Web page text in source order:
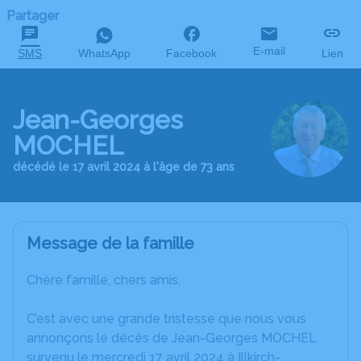
Partager
SMS WhatsApp Facebook E-mail Lien
Jean-Georges
MOCHEL
décédé le 17 avril 2024 à l'âge de 73 ans
Message de la famille
Chère famille, chers amis,
C’est avec une grande tristesse que nous vous
annonçons le décès de Jean-Georges MOCHEL
survenu le mercredi 17 avril 2024 à Illkirch-